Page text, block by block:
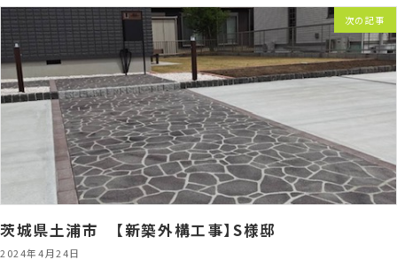
次の記事
茨城県土浦市 【新築外構工事】S様邸
2024年4月24日